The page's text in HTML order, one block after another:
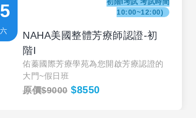
10:00~12:00)
NAHA美國整體芳療師認證-初
階I
佑蓁國際芳療學苑為您開啟芳療認證的
大門~假日班
原價$9000$8550